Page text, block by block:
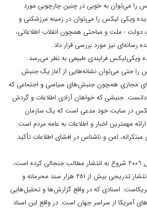
را می‌توان به خوبی در چنین چارچوبی مورد
ویکی لیکس را می‌توان در زمینه مرزشکنی و
دولت - ملت و مباحثی همچون انقلاب اطلاعاتی،
رسانه‌ای نیز مورد بررسی قرار داد.
ویکی‌لیکس فرایندی طبیعی به نظر می‌رسد.
را حتی می‌توان نشانه‌هایی از آغاز یک جنبش
مجازی همچون جنبش‌های سیاسی و اجتماعی که
دانست. جنبشی که خواهان آزادی اطلاعات و گردش
در سایت خود مدعی است که یک سازمان
مهمترین اخبار و اطلاعات به عامه مردم است.
امن و ناشناس در افشای اطلاعات تأکید
هر چند که این سایت از سال ٢٠٠٦ شروع به انتشار مطالب جنجالی کرده است،
نقطه عطف فعالیت‌های آن انتشار تدریجی بیش از ٢٥١ هزار سند محرمانه و
اسنادی که در واقع گزارش‌ها و تحلیل‌هایی
آمریکا از سراسر جهان است. در واقع این اسناد